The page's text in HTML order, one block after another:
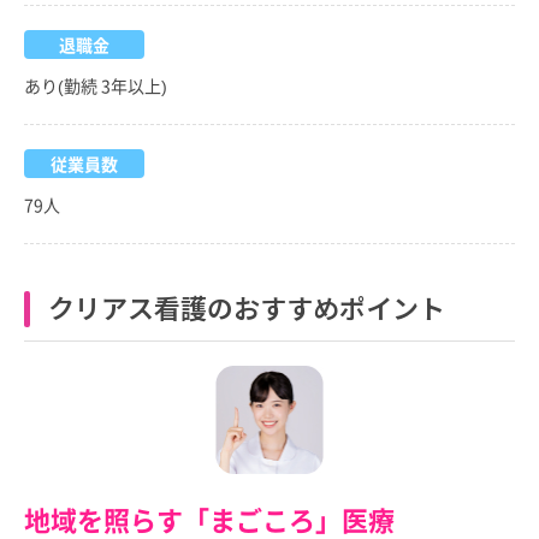
退職金
あり(勤続 3年以上)
従業員数
79人
クリアス看護のおすすめポイント
地域を照らす「まごころ」医療